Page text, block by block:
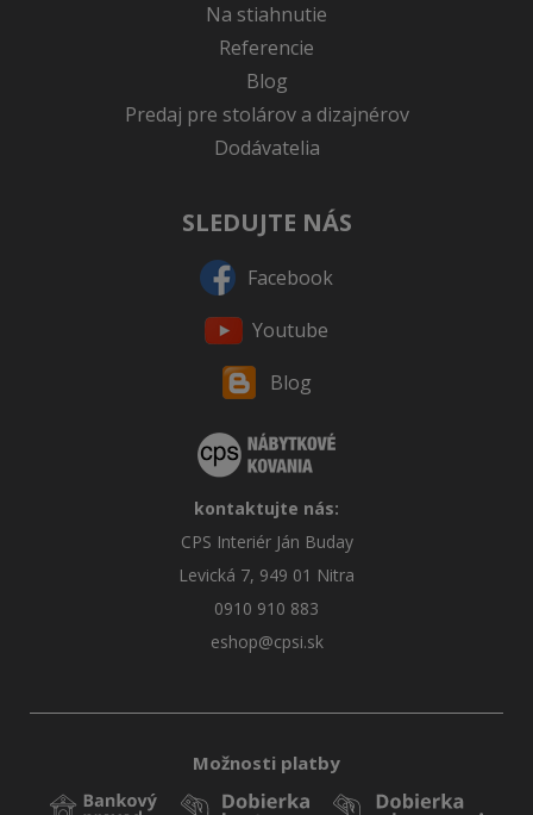
Na stiahnutie
Referencie
Blog
Predaj pre stolárov a dizajnérov
Dodávatelia
SLEDUJTE NÁS
Facebook
Youtube
Blog
kontaktujte nás:
CPS Interiér Ján Buday
Levická 7, 949 01 Nitra
0910 910 883
eshop@cpsi.sk
Možnosti platby